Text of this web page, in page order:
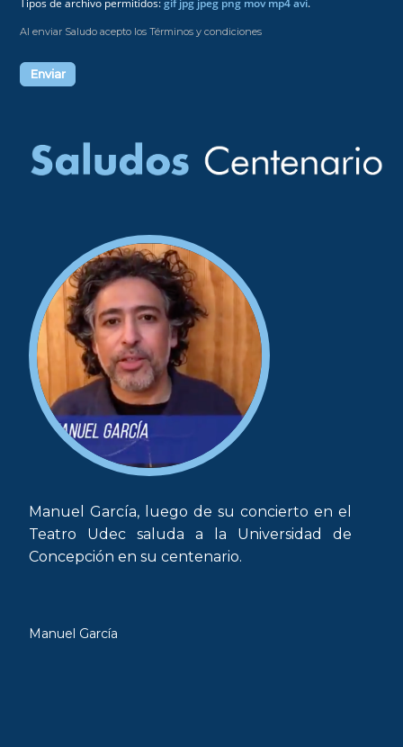
Al enviar Saludo acepto los Términos y condiciones
Manuel García, luego de su concierto en el
Teatro Udec saluda a la Universidad de
Concepción en su centenario.
Manuel García